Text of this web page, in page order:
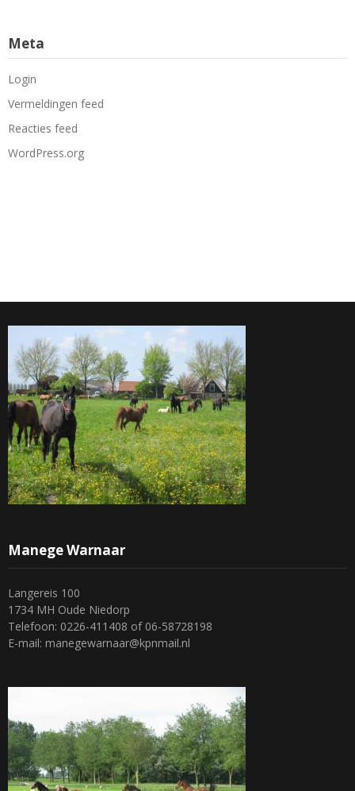
Meta
Login
Vermeldingen feed
Reacties feed
WordPress.org
Manege Warnaar
Langereis 100
1734 MH Oude Niedorp
Telefoon: 0226-411408 of 06-58728198
E-mail: manegewarnaar@kpnmail.nl